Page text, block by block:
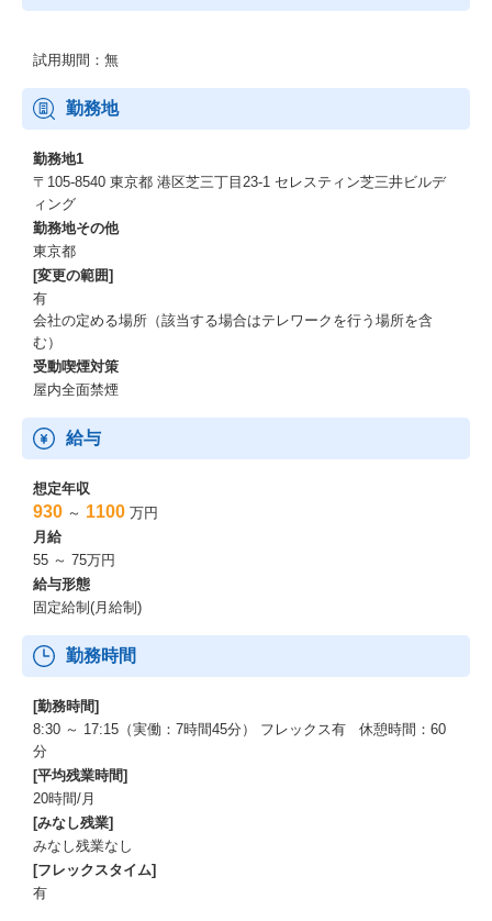
試用期間：無
勤務地
勤務地1
〒105-8540 東京都 港区芝三丁目23-1 セレスティン芝三井ビルデ
ィング
勤務地その他
東京都
[変更の範囲]
有
会社の定める場所（該当する場合はテレワークを行う場所を含
む）
受動喫煙対策
屋内全面禁煙
給与
想定年収
930 ～ 1100 万円
月給
55 ～ 75万円
給与形態
固定給制(月給制)
勤務時間
[勤務時間]
8:30 ～ 17:15（実働：7時間45分） フレックス有 休憩時間：60
分
[平均残業時間]
20時間/月
[みなし残業]
みなし残業なし
[フレックスタイム]
有